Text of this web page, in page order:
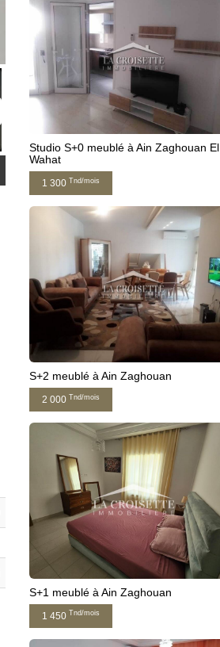
Studio S+0 meublé à Ain Zaghouan El
Wahat
1 300 Tnd/mois
S+2 meublé à Ain Zaghouan
2 000 Tnd/mois
S+1 meublé à Ain Zaghouan
1 450 Tnd/mois